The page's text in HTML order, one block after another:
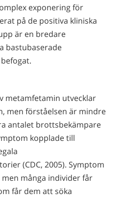
exponering för
på de positiva kliniska
är en bredare
bastubaserade
metamfetamin utvecklar
men förståelsen är mindre
antalet brottsbekämpare
kopplade till
(CDC, 2005). Symptom
många individer får
får dem att söka